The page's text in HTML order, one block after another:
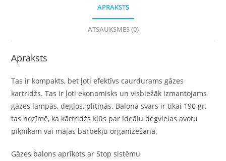
APRAKSTS
ATSAUKSMES (0)
Apraksts
Tas ir kompakts, bet ļoti efektīvs caurdurams gāzes
kartridžs. Tas ir ļoti ekonomisks un visbiežāk izmantojams
gāzes lampās, degļos, plītiņās. Balona svars ir tikai 190 gr,
tas nozīmē, ka kārtridžs kļūs par ideālu degvielas avotu
piknikam vai mājas barbekjū organizēšanā.
Gāzes balons aprīkots ar Stop sistēmu